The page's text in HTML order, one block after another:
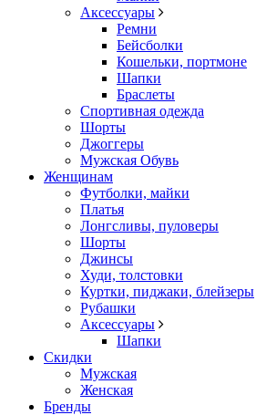
Аксессуары
Ремни
Бейсболки
Кошельки, портмоне
Шапки
Браслеты
Спортивная одежда
Шорты
Джоггеры
Мужская Обувь
Женщинам
Футболки, майки
Платья
Лонгсливы, пуловеры
Шорты
Джинсы
Худи, толстовки
Куртки, пиджаки, блейзеры
Рубашки
Аксессуары
Шапки
Скидки
Мужская
Женская
Бренды